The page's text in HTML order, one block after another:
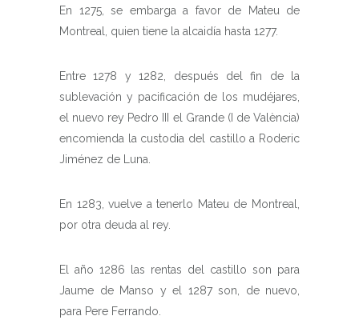
En 1275, se embarga a favor de Mateu de
Montreal, quien tiene la alcaidía hasta 1277.
Entre 1278 y 1282, después del fin de la
sublevación y pacificación de los mudéjares,
el nuevo rey Pedro III el Grande (I de València)
encomienda la custodia del castillo a Roderic
Jiménez de Luna.
En 1283, vuelve a tenerlo Mateu de Montreal,
por otra deuda al rey.
El año 1286 las rentas del castillo son para
Jaume de Manso y el 1287 son, de nuevo,
para Pere Ferrando.